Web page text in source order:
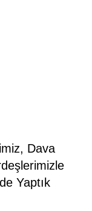
Dava
Yaptık